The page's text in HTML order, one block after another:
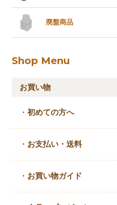
廃盤商品
Shop Menu
お買い物
・初めての方へ
・ お支払い・送料
・ お買い物ガイド